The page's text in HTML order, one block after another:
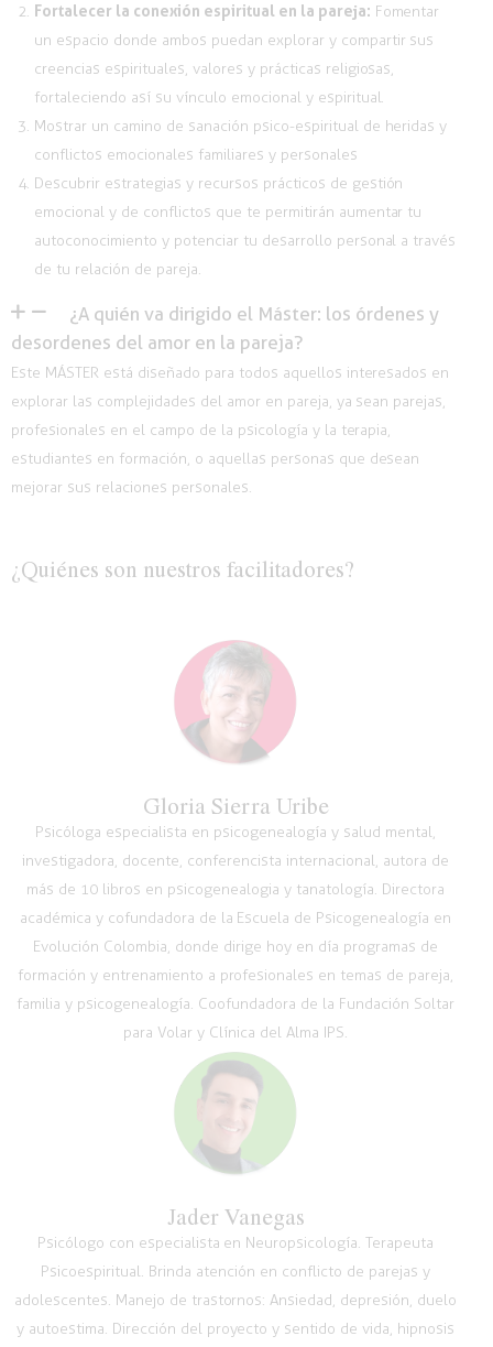
Fortalecer la conexión espiritual en la pareja: Fomentar
un espacio donde ambos puedan explorar y compartir sus
creencias espirituales, valores y prácticas religiosas,
fortaleciendo así su vínculo emocional y espiritual.
Mostrar un camino de sanación psico-espiritual de heridas y
conflictos emocionales familiares y personales
Descubrir estrategias y recursos prácticos de gestión
emocional y de conflictos que te permitirán aumentar tu
autoconocimiento y potenciar tu desarrollo personal a través
de tu relación de pareja.
¿A quién va dirigido el Máster: los órdenes y
desordenes del amor en la pareja?
Este MÁSTER está diseñado para todos aquellos interesados en
explorar las complejidades del amor en pareja, ya sean parejas,
profesionales en el campo de la psicología y la terapia,
estudiantes en formación, o aquellas personas que desean
mejorar sus relaciones personales.
¿Quiénes son nuestros facilitadores?
Gloria Sierra Uribe
Psicóloga especialista en psicogenealogía y salud mental,
investigadora, docente, conferencista internacional, autora de
más de 10 libros en psicogenealogia y tanatología. Directora
académica y cofundadora de la Escuela de Psicogenealogía en
Evolución Colombia, donde dirige hoy en día programas de
formación y entrenamiento a profesionales en temas de pareja,
familia y psicogenealogía. Coofundadora de la Fundación Soltar
para Volar y Clínica del Alma IPS.
Jader Vanegas
Psicólogo con especialista en Neuropsicología. Terapeuta
Psicoespiritual. Brinda atención en conflicto de parejas y
adolescentes. Manejo de trastornos: Ansiedad, depresión, duelo
y autoestima. Dirección del proyecto y sentido de vida, hipnosis